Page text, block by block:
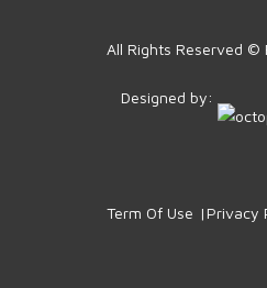
All Rights Reserved ©
Designed by:
Term Of Use Privacy